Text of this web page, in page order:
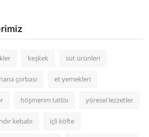
keşkek süt ürünleri
çorbası et yemekleri
höşmerim tatlısı yöresel lezzetler
kebabı içli köfte